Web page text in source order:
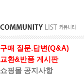
구매 질문.답변(Q&A)
교환&반품 게시판
쇼핑몰 공지사항